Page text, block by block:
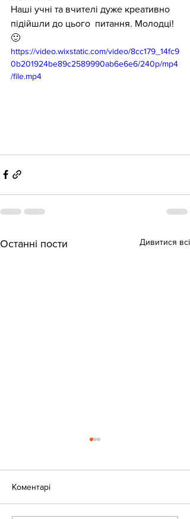
Наші учні та вчителі дуже креативно
підійшли до цього  питання. Молодці!
🙂
https://video.wixstatic.com/video/8cc179_14fc9
0b201924be89c2589990ab6e6e6/240p/mp4
/file.mp4
Останні пости Дивитися всі
Коментарі